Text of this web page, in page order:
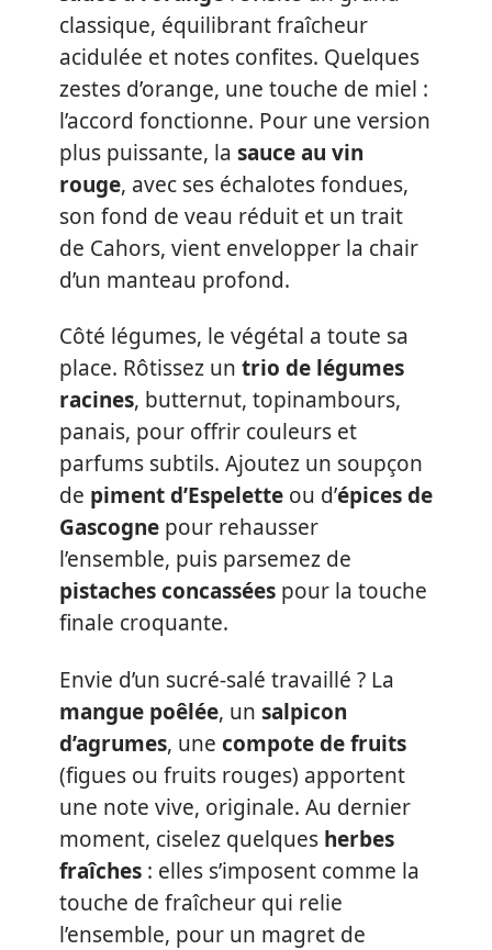
classique, équilibrant fraîcheur
acidulée et notes confites. Quelques
zestes d’orange, une touche de miel :
l’accord fonctionne. Pour une version
plus puissante, la sauce au vin
rouge, avec ses échalotes fondues,
son fond de veau réduit et un trait
de Cahors, vient envelopper la chair
d’un manteau profond.
Côté légumes, le végétal a toute sa
place. Rôtissez un trio de légumes
racines, butternut, topinambours,
panais, pour offrir couleurs et
parfums subtils. Ajoutez un soupçon
de piment d’Espelette ou d’épices de
Gascogne pour rehausser
l’ensemble, puis parsemez de
pistaches concassées pour la touche
finale croquante.
Envie d’un sucré-salé travaillé ? La
mangue poêlée, un salpicon
d’agrumes, une compote de fruits
(figues ou fruits rouges) apportent
une note vive, originale. Au dernier
moment, ciselez quelques herbes
fraîches : elles s’imposent comme la
touche de fraîcheur qui relie
l’ensemble, pour un magret de